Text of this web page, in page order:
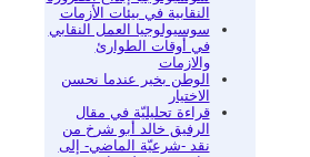
النقابية في بيئات الأزمات
سوسيولوجيا العمل النقابي
في أوقات الطوارئ
والازمات
الوطن بخير عندما نحسن
الاختيار
قراءة تحليليّة في مقال
الرفيق خالد أبو شرخ من
نقد -شرعيّة الماضي- إلى